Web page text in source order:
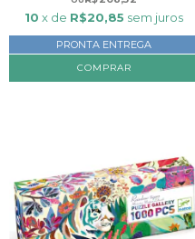
10 x de R$20,85 sem juros
PRONTA ENTREGA